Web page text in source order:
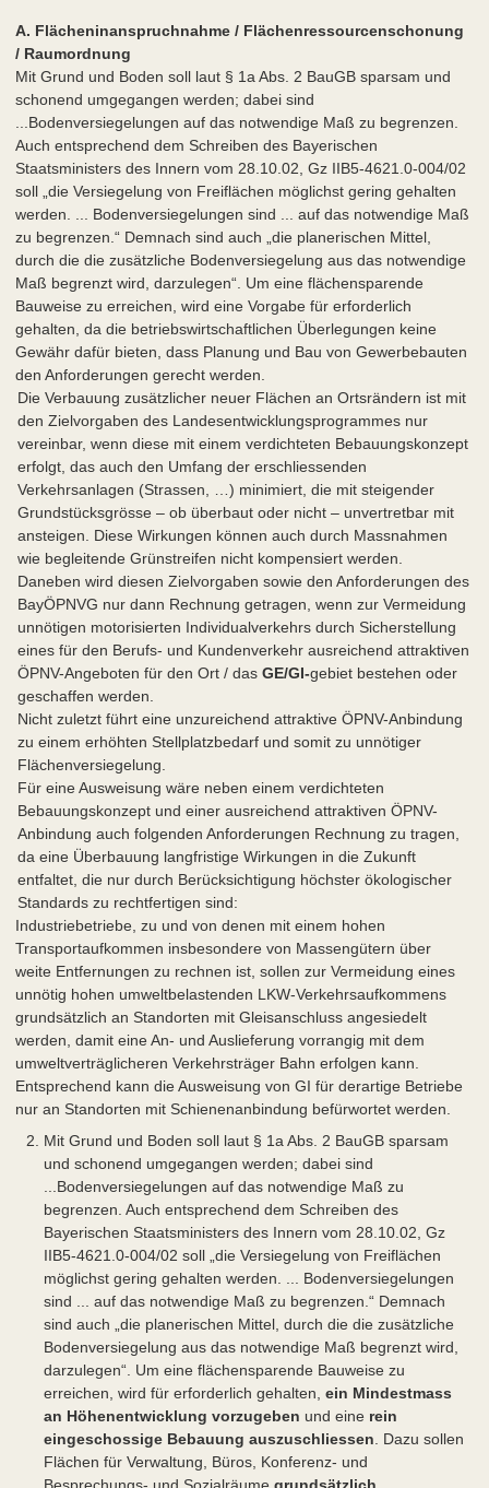
A. Flächeninanspruchnahme / Flächenressourcenschonung
/ Raumordnung
Mit Grund und Boden soll laut § 1a Abs. 2 BauGB sparsam und
schonend umgegangen werden; dabei sind
...Bodenversiegelungen auf das notwendige Maß zu begrenzen.
Auch entsprechend dem Schreiben des Bayerischen
Staatsministers des Innern vom 28.10.02, Gz IIB5-4621.0-004/02
soll „die Versiegelung von Freiflächen möglichst gering gehalten
werden. ... Bodenversiegelungen sind ... auf das notwendige Maß
zu begrenzen.“ Demnach sind auch „die planerischen Mittel,
durch die die zusätzliche Bodenversiegelung aus das notwendige
Maß begrenzt wird, darzulegen“. Um eine flächensparende
Bauweise zu erreichen, wird eine Vorgabe für erforderlich
gehalten, da die betriebswirtschaftlichen Überlegungen keine
Gewähr dafür bieten, dass Planung und Bau von Gewerbebauten
den Anforderungen gerecht werden.
Die Verbauung zusätzlicher neuer Flächen an Ortsrändern ist mit
den Zielvorgaben des Landesentwicklungsprogrammes nur
vereinbar, wenn diese mit einem verdichteten Bebauungskonzept
erfolgt, das auch den Umfang der erschliessenden
Verkehrsanlagen (Strassen, …) minimiert, die mit steigender
Grundstücksgrösse – ob überbaut oder nicht – unvertretbar mit
ansteigen. Diese Wirkungen können auch durch Massnahmen
wie begleitende Grünstreifen nicht kompensiert werden.
Daneben wird diesen Zielvorgaben sowie den Anforderungen des
BayÖPNVG nur dann Rechnung getragen, wenn zur Vermeidung
unnötigen motorisierten Individualverkehrs durch Sicherstellung
eines für den Berufs- und Kundenverkehr ausreichend attraktiven
ÖPNV-Angeboten für den Ort / das GE/GI-gebiet bestehen oder
geschaffen werden.
Nicht zuletzt führt eine unzureichend attraktive ÖPNV-Anbindung
zu einem erhöhten Stellplatzbedarf und somit zu unnötiger
Flächenversiegelung.
Für eine Ausweisung wäre neben einem verdichteten
Bebauungskonzept und einer ausreichend attraktiven ÖPNV-
Anbindung auch folgenden Anforderungen Rechnung zu tragen,
da eine Überbauung langfristige Wirkungen in die Zukunft
entfaltet, die nur durch Berücksichtigung höchster ökologischer
Standards zu rechtfertigen sind:
Industriebetriebe, zu und von denen mit einem hohen
Transportaufkommen insbesondere von Massengütern über
weite Entfernungen zu rechnen ist, sollen zur Vermeidung eines
unnötig hohen umweltbelastenden LKW-Verkehrsaufkommens
grundsätzlich an Standorten mit Gleisanschluss angesiedelt
werden, damit eine An- und Auslieferung vorrangig mit dem
umweltverträglicheren Verkehrsträger Bahn erfolgen kann.
Entsprechend kann die Ausweisung von GI für derartige Betriebe
nur an Standorten mit Schienenanbindung befürwortet werden.
Mit Grund und Boden soll laut § 1a Abs. 2 BauGB sparsam
und schonend umgegangen werden; dabei sind
...Bodenversiegelungen auf das notwendige Maß zu
begrenzen. Auch entsprechend dem Schreiben des
Bayerischen Staatsministers des Innern vom 28.10.02, Gz
IIB5-4621.0-004/02 soll „die Versiegelung von Freiflächen
möglichst gering gehalten werden. ... Bodenversiegelungen
sind ... auf das notwendige Maß zu begrenzen.“ Demnach
sind auch „die planerischen Mittel, durch die die zusätzliche
Bodenversiegelung aus das notwendige Maß begrenzt wird,
darzulegen“. Um eine flächensparende Bauweise zu
erreichen, wird für erforderlich gehalten, ein Mindestmass
an Höhenentwicklung vorzugeben und eine rein
eingeschossige Bebauung auszuschliessen . Dazu sollen
Flächen für Verwaltung, Büros, Konferenz- und